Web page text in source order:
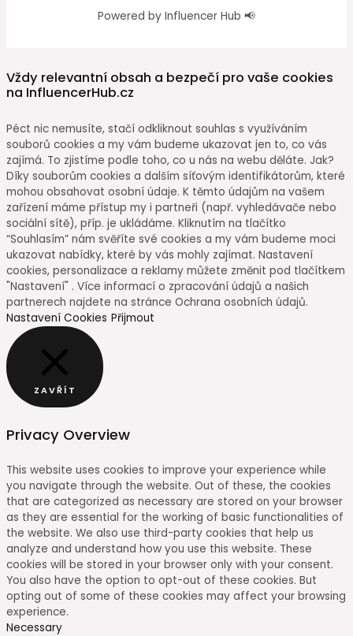
Powered by Influencer Hub 📢
Vždy relevantní obsah a bezpečí pro vaše cookies
na InfluencerHub.cz
Péct nic nemusíte, stačí odkliknout souhlas s využíváním
souborů cookies a my vám budeme ukazovat jen to, co vás
zajímá. To zjistíme podle toho, co u nás na webu děláte. Jak?
Díky souborům cookies a dalším síťovým identifikátorům, které
mohou obsahovat osobní údaje. K těmto údajům na vašem
zařízení máme přístup my i partneři (např. vyhledávače nebo
sociální sítě), příp. je ukládáme. Kliknutím na tlačítko
“Souhlasím” nám svěříte své cookies a my vám budeme moci
ukazovat nabídky, které by vás mohly zajímat. Nastavení
cookies, personalizace a reklamy můžete změnit pod tlačítkem
"Nastavení" . Více informací o zpracování údajů a našich
partnerech najdete na stránce Ochrana osobních údajů.
Nastavení Cookies Přijmout
ZAVŘÍT
Privacy Overview
This website uses cookies to improve your experience while
you navigate through the website. Out of these, the cookies
that are categorized as necessary are stored on your browser
as they are essential for the working of basic functionalities of
the website. We also use third-party cookies that help us
analyze and understand how you use this website. These
cookies will be stored in your browser only with your consent.
You also have the option to opt-out of these cookies. But
opting out of some of these cookies may affect your browsing
experience.
Necessary